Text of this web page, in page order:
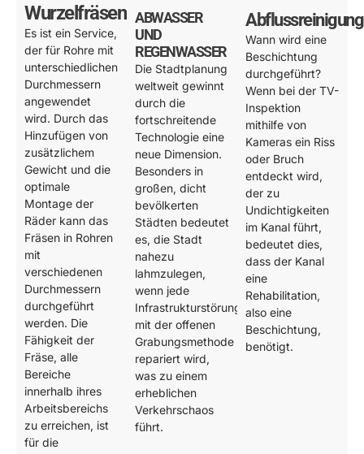
Wurzelfräsen
Es ist ein Service,
der für Rohre mit
unterschiedlichen
Durchmessern
angewendet
wird. Durch das
Hinzufügen von
zusätzlichem
Gewicht und die
optimale
Montage der
Räder kann das
Fräsen in Rohren
mit
verschiedenen
Durchmessern
durchgeführt
werden. Die
Fähigkeit der
Fräse, alle
Bereiche
innerhalb ihres
Arbeitsbereichs
zu erreichen, ist
für die
ABWASSER
UND
REGENWASSER
Die Stadtplanung
weltweit gewinnt
durch die
fortschreitende
Technologie eine
neue Dimension.
Besonders in
großen, dicht
bevölkerten
Städten bedeutet
es, die Stadt
nahezu
lahmzulegen,
wenn jede
Infrastrukturstörung
mit der offenen
Grabungsmethode
repariert wird,
was zu einem
erheblichen
Verkehrschaos
führt.
Abflussreinigung
Wann wird eine
Beschichtung
durchgeführt?
Wenn bei der TV-
Inspektion
mithilfe von
Kameras ein Riss
oder Bruch
entdeckt wird,
der zu
Undichtigkeiten
im Kanal führt,
bedeutet dies,
dass der Kanal
eine
Rehabilitation,
also eine
Beschichtung,
benötigt.